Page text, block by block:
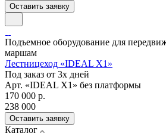
Оставить заявку
Подъемное оборудование для
маршам
Лестницеход «IDEAL X1»
Под заказ от 3х дней
Арт. «IDEAL X1» без платформы
170 000 р.
238 000
Оставить заявку
Каталог